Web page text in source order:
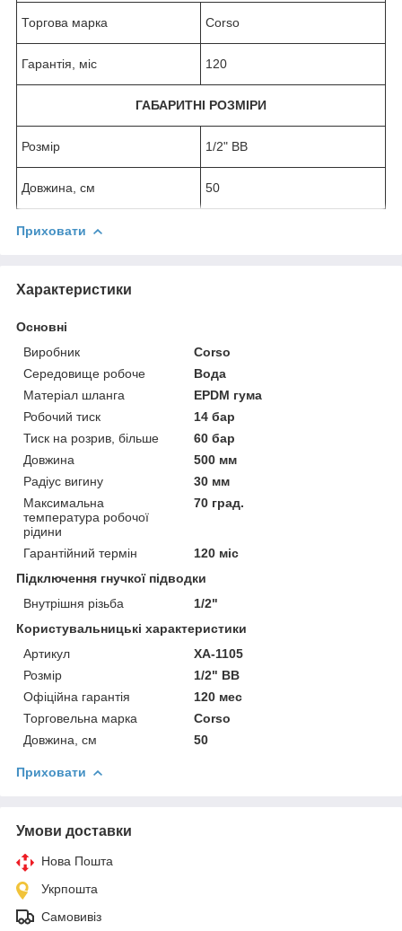
Торгова марка Corso
Гарантія, міс 120
ГАБАРИТНІ РОЗМІРИ
Розмір 1/2" ВВ
Довжина, см 50
Приховати
Характеристики
Основні
Виробник
Corso
Середовище робоче
Вода
Матеріал шланга
EPDM гума
Робочий тиск
14 бар
Тиск на розрив, більше
60 бар
Довжина
500 мм
Радіус вигину
30 мм
Максимальна
температура робочої
рідини
70 град.
Гарантійний термін
120 міс
Підключення гнучкої підводки
Внутрішня різьба
1/2"
Користувальницькі характеристики
Артикул
XA-1105
Розмір
1/2" ВВ
Офіційна гарантія
120 мес
Торговельна марка
Corso
Довжина, см
50
Приховати
Умови доставки
Нова Пошта
Укрпошта
Самовивіз